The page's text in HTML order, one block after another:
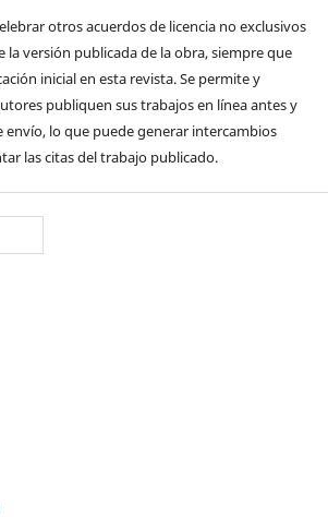
otros acuerdos de licencia no exclusivos
la versión publicada de la obra, siempre que
inicial en esta revista. Se permite y
publiquen sus trabajos en línea antes y
envío, lo que puede generar intercambios
las citas del trabajo publicado.